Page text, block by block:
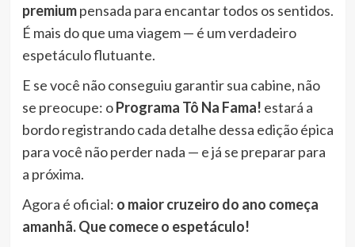
premiumpensada para encantar todos os sentidos.
É mais do que uma viagem — é um verdadeiro
espetáculo flutuante.
E se você não conseguiu garantir sua cabine, não
se preocupe: oPrograma Tô Na Fama! estará a
bordo registrando cada detalhe dessa edição épica
para você não perder nada — e já se preparar para
a próxima.
Agora é oficial: o maior cruzeiro do ano começa
amanhã. Que comece o espetáculo!